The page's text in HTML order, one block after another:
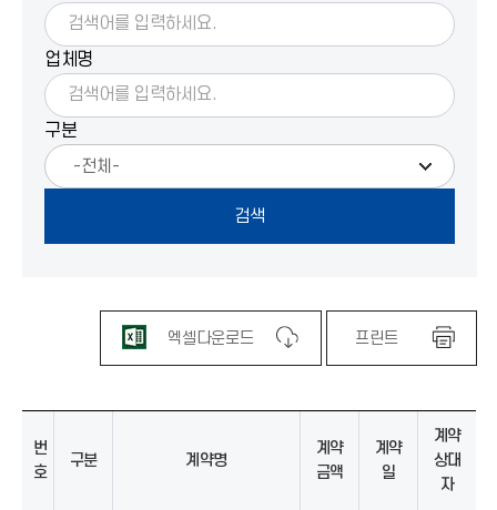
업체명
구분
엑셀다운로드 프린트
번
호
구분 계약명
계약
금액
계약
일
계약
상대
자